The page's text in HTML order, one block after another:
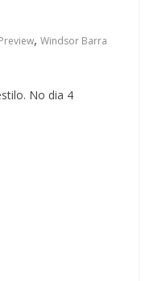
, Windsor Barra
No dia 4